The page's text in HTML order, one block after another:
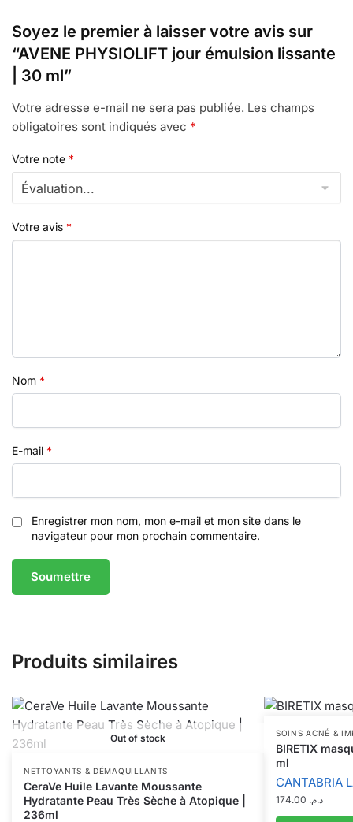
Soyez le premier à laisser votre avis sur
“AVENE PHYSIOLIFT jour émulsion lissante
| 30 ml”
Votre adresse e-mail ne sera pas publiée. Les champs
obligatoires sont indiqués avec *
Votre note *
Votre avis *
Nom *
E-mail *
Enregistrer mon nom, mon e-mail et mon site dans le
navigateur pour mon prochain commentaire.
Produits similaires
Out of stock
NETTOYANTS & DÉMAQUILLANTS
CeraVe Huile Lavante Moussante
Hydratante Peau Très Sèche à Atopique |
236ml
SOINS ACNÉ &
BIRETIX
ml
CANTABRIA
د.م.